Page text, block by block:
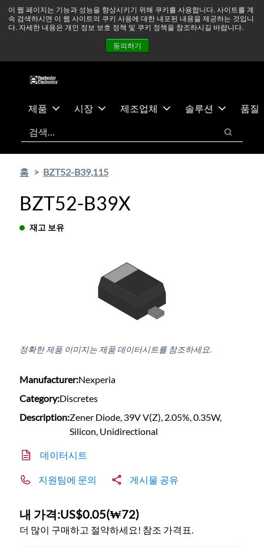
이 웹 페이지는 기능과 성능을 향상시키기 위해 쿠키를 사용합니다. 사이트를 계
속 검색하시면 이 웹 사이트의 쿠키 사용에 대한 내포된 내용을 제공하는 것입니
다. 자세한 내용은 개인 정보 보호 정책 및 쿠키 정책을 참조하시길 바랍니다.
동의하기
츠
건
중동 지역 상황을 지속적으로 주시하고 있으며, 모든 서비스는
정상적으로 운영되고 있습니다. 더 읽어보기 →
뉴스
문의하기
제품 시장 제조업체 솔루션
품질
검색
검색
홈 BZT52-B39,115
BZT52-B39X
재고 보유
정확한 제품 이미지는 제품 데이터시트를 참조하세요.
Manufacturer:Nexperia
Category:Discretes
Description:Zener Diode, 39V V(Z), 2.05%, 0.35W,
Silicon, Unidirectional
데이터시트
지원팀에 문의 게시물 공유
내 가격:US$0.05(₩72)
더 많이 구매하고 절약하세요! 참조 가격표.